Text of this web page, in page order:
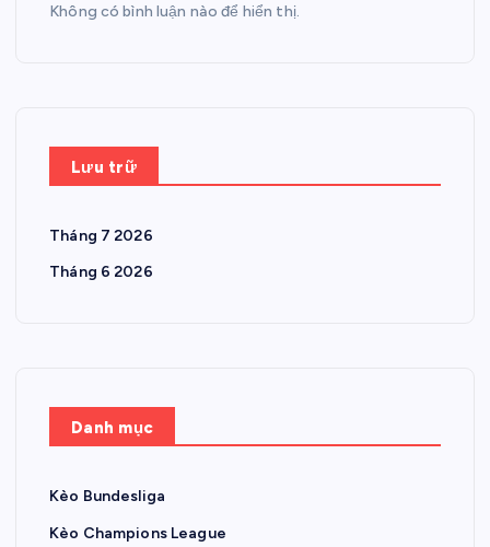
Không có bình luận nào để hiển thị.
Lưu trữ
Tháng 7 2026
Tháng 6 2026
Danh mục
Kèo Bundesliga
Kèo Champions League